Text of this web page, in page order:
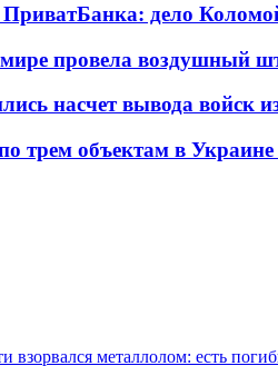
ПриватБанка: дело
провела воздушный
насчет вывода войск
трем объектам в